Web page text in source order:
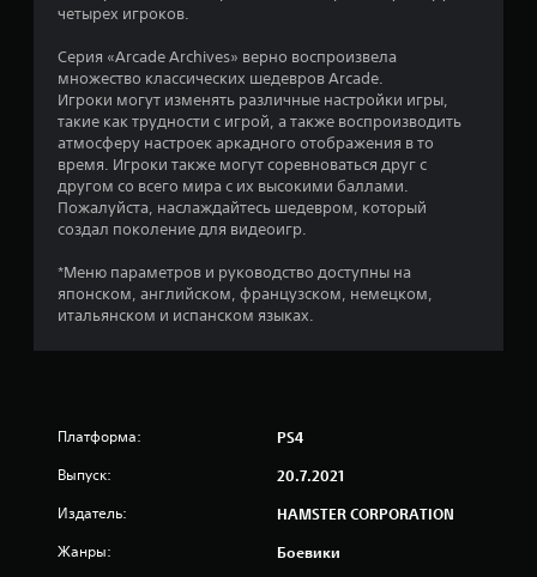
п
в
н
четырех игроков.
Серия «Arcade Archives» верно воспроизвела
множество классических шедевров Arcade.
Игроки могут изменять различные настройки игры,
такие как трудности с игрой, а также воспроизводить
атмосферу настроек аркадного отображения в то
время. Игроки также могут соревноваться друг с
другом со всего мира с их высокими баллами.
Пожалуйста, наслаждайтесь шедевром, который
создал поколение для видеоигр.
*Меню параметров и руководство доступны на
японском, английском, французском, немецком,
итальянском и испанском языках.
Платформа: PS4
Выпуск: 20.7.2021
Издатель: HAMSTER CORPORATION
Жанры: Боевики